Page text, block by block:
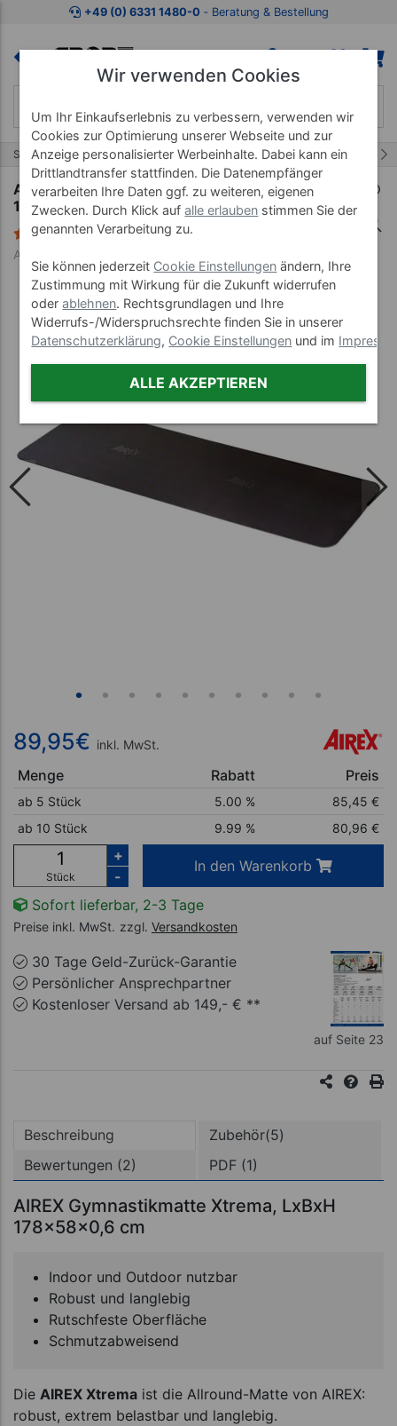
Zum Kaufbereich springen Zur Produktbeschreibung
+49 (0) 6331 1480-0 ‐ Beratung & Bestellung
Start Matten Gymnastikmatten 26/68
AIREX Gymnastikmatte Xtrema, LxBxH
178x58x0,6 cm
2 Bewertungen
Art-Nr. 02998--18
89,95€ inkl. MwSt.
Menge Rabatt Preis
ab 5 Stück 5.00 % 85,45€
ab 10 Stück
9.99 % 80,96€
Stück
+
-
In den Warenkorb
Sofort lieferbar, 2-3 Tage
Preise inkl. MwSt. zzgl. Versandkosten
30 Tage Geld-Zurück-Garantie
Persönlicher Ansprechpartner
Kostenloser Versand ab 149,- € **
auf Seite 23
Beschreibung
Zubehör(5)
Bewertungen (2)
PDF (1)
AIREX Gymnastikmatte Xtrema, LxBxH
178x58x0,6 cm
Indoor und Outdoor nutzbar
Robust und langlebig
Rutschfeste Oberfläche
Schmutzabweisend
Die AIREX Xtrema ist die Allround-Matte von AIREX:
robust, extrem belastbar und langlebig.
Wir verwenden Cookies
Um Ihr Einkaufserlebnis zu verbessern, verwenden wir
Cookies zur Optimierung unserer Webseite und zur
Anzeige personalisierter Werbeinhalte. Dabei kann ein
Drittlandtransfer stattfinden. Die Datenempfänger
verarbeiten Ihre Daten ggf. zu weiteren, eigenen
Zwecken. Durch Klick aufalle erlauben stimmen Sie der
genannten Verarbeitung zu.
Sie können jederzeit Cookie Einstellungen ändern, Ihre
Zustimmung mit Wirkung für die Zukunft widerrufen
oderablehnen. Rechtsgrundlagen und Ihre
Widerrufs-/Widerspruchsrechte finden Sie in unserer
Datenschutzerklärung, Cookie Einstellungen und im
ALLE AKZEPTIEREN